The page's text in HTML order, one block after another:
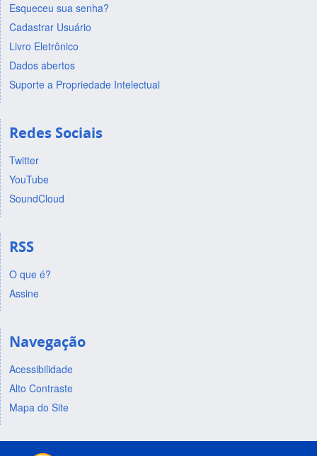
Esqueceu sua senha?
Cadastrar Usuário
Livro Eletrônico
Dados abertos
Suporte a Propriedade Intelectual
Redes Sociais
Twitter
YouTube
SoundCloud
RSS
O que é?
Assine
Navegação
Acessibilidade
Alto Contraste
Mapa do Site